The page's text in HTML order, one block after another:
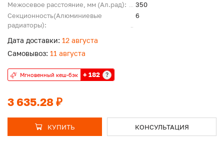
Межосевое расстояние, мм (Ал.рад):
350
Секционность(Алюминиевые
радиаторы):
6
3 635.28 ₽
Дата доставки: 12 августа
Самовывоз: 11 августа
Мгновенный кеш-бэк + 182 ?
КУПИТЬ КОНСУЛЬТАЦИЯ